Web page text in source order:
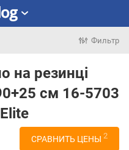
Фильтр
на резинці
см 16-5703
СРАВНИТЬ ЦЕНЫ 2